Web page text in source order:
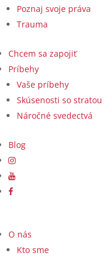
Poznaj svoje práva
Trauma
Chcem sa zapojiť
Príbehy
Vaše príbehy
Skúsenosti so stratou
Náročné svedectvá
Blog
O nás
Kto sme